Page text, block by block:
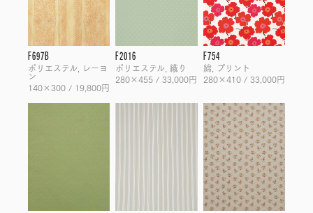
F697B
ポリエステル, レーヨ
ン
140×300 / 19,800円
F2016
ポリエステル, 織り
280×455 / 33,000円
F754
綿, プリント
280×410 / 33,000円